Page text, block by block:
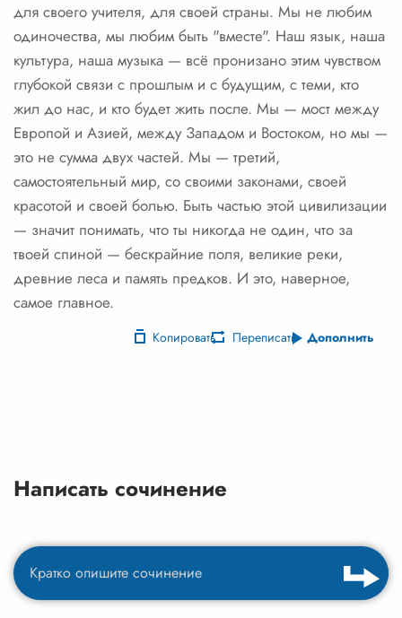
для своего учителя, для своей страны. Мы не любим
одиночества, мы любим быть "вместе". Наш язык, наша
культура, наша музыка — всё пронизано этим чувством
глубокой связи с прошлым и с будущим, с теми, кто
жил до нас, и кто будет жить после. Мы — мост между
Европой и Азией, между Западом и Востоком, но мы —
это не сумма двух частей. Мы — третий,
самостоятельный мир, со своими законами, своей
красотой и своей болью. Быть частью этой цивилизации
— значит понимать, что ты никогда не один, что за
твоей спиной — бескрайние поля, великие реки,
древние леса и память предков. И это, наверное,
самое главное.
Копировать Переписать Дополнить
Написать сочинение